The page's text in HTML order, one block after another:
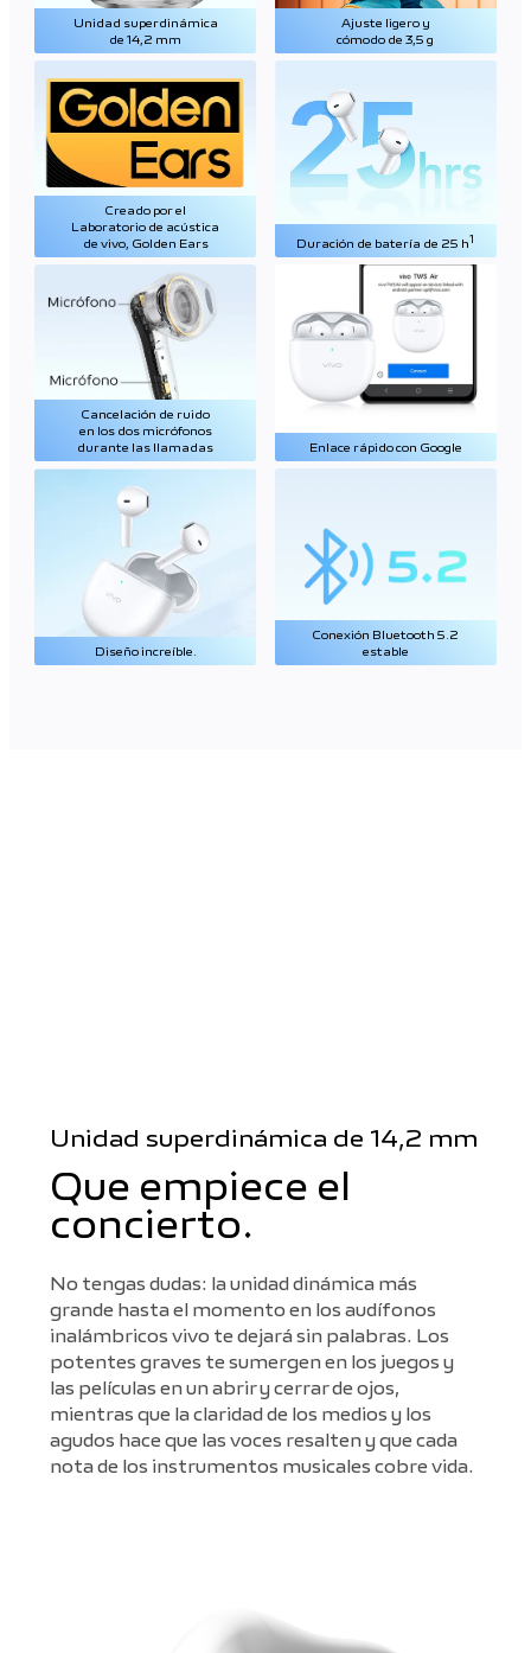
Unidad superdinámica
de 14,2 mm
Ajuste ligero y
cómodo de 3,5 g
Creado por el
Laboratorio de acústica
de vivo, Golden Ears
Duración de batería de 25 h1
Cancelación de ruido
en los dos micrófonos
durante las llamadas
Enlace rápido con Google
Diseño increíble.
Conexión Bluetooth 5.2
estable
Unidad superdinámica de 14,2 mm
Que empiece el
concierto.
No tengas dudas: la unidad dinámica más
grande hasta el momento en los audífonos
inalámbricos vivo te dejará sin palabras. Los
potentes graves te sumergen en los juegos y
las películas en un abrir y cerrar de ojos,
mientras que la claridad de los medios y los
agudos hace que las voces resalten y que cada
nota de los instrumentos musicales cobre vida.